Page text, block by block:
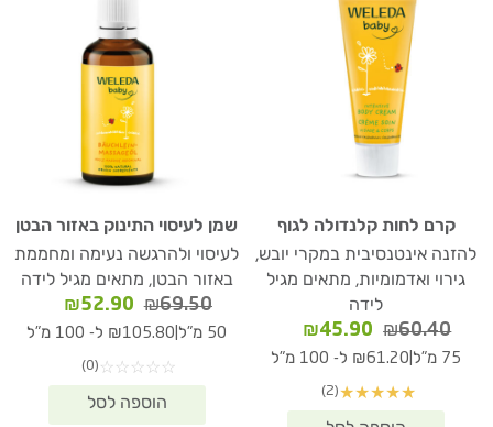
קרם לחות קלנדולה לגוף
להזנה אינטנסיבית במקרי יובש,
גירוי ואדמומיות, מתאים מגיל
לידה
₪60.40
המחיר
המקורי
₪60.40.
₪45.90
המחיר
הנוכחי
75 מ"ל ₪61.20 ל- 100 מ"ל
★
★
★
★
★
(2)
שמן לעיסוי התינוק באזור הבטן
לעיסוי ולהרגשה נעימה ומחממת
באזור הבטן, מתאים מגיל לידה
₪69.50
המחיר
המקורי
₪69.50.
₪52.90
הנוכחי
50 מ"ל ₪105.80 ל- 100 מ"ל
☆
☆
☆
☆
☆
(0)